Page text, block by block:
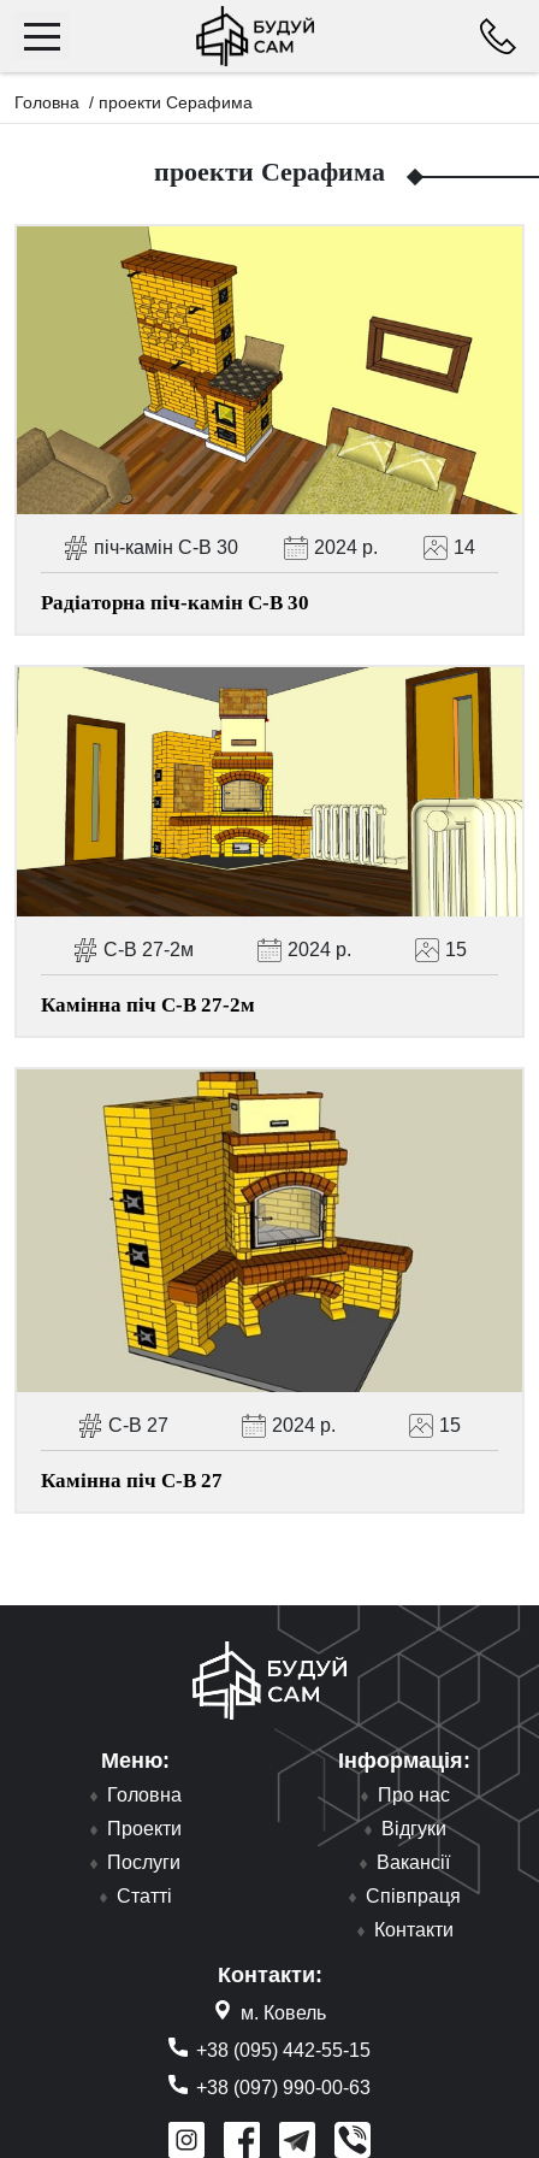
Головна / проекти Серафима
проекти Серафима
піч-камін С-В 30 2024 р. 14
Радіаторна піч-камін С-В 30
С-В 27-2м 2024 р. 15
Камінна піч С-В 27-2м
С-В 27 2024 р. 15
Камінна піч С-В 27
Меню:
Головна
Проекти
Послуги
Статті
Інформація:
Про нас
Відгуки
Вакансії
Співпраця
Контакти
Контакти:
м. Ковель
+38 (095) 442-55-15
+38 (097) 990-00-63